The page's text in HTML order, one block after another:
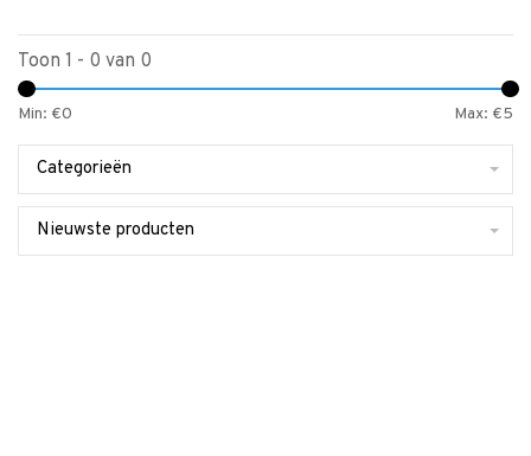
Toon 1 - 0 van 0
Min: €0 Max: €5
Categorieën
Nieuwste producten